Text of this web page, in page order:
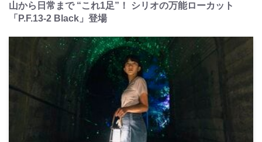
山から日常まで “これ1足”！ シリオの万能ローカット
「P.F.13-2 Black」登場